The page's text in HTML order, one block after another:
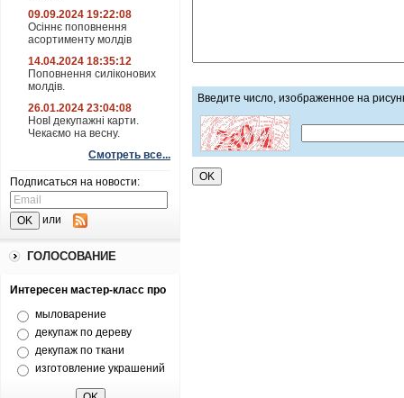
09.09.2024 19:22:08
Осіннє поповнення
асортименту молдів
14.04.2024 18:35:12
Поповнення силіконових
молдів.
26.01.2024 23:04:08
НовІ декупажні карти.
Чекаємо на весну.
Смотреть все...
Подписаться на новости:
или
ГОЛОСОВАНИЕ
Интересен мастер-класс про
мыловарение
декупаж по дереву
декупаж по ткани
изготовление украшений
Введите число, изображенное на